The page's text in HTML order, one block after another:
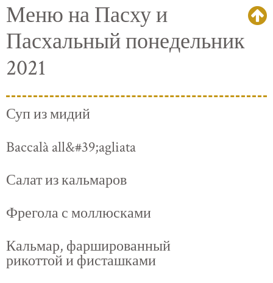
Меню на Пасху и
Пасхальный понедельник
2021
Суп из мидий
Baccalà all&#39;agliata
Салат из кальмаров
Фрегола с моллюсками
Кальмар, фаршированный
рикоттой и фисташками